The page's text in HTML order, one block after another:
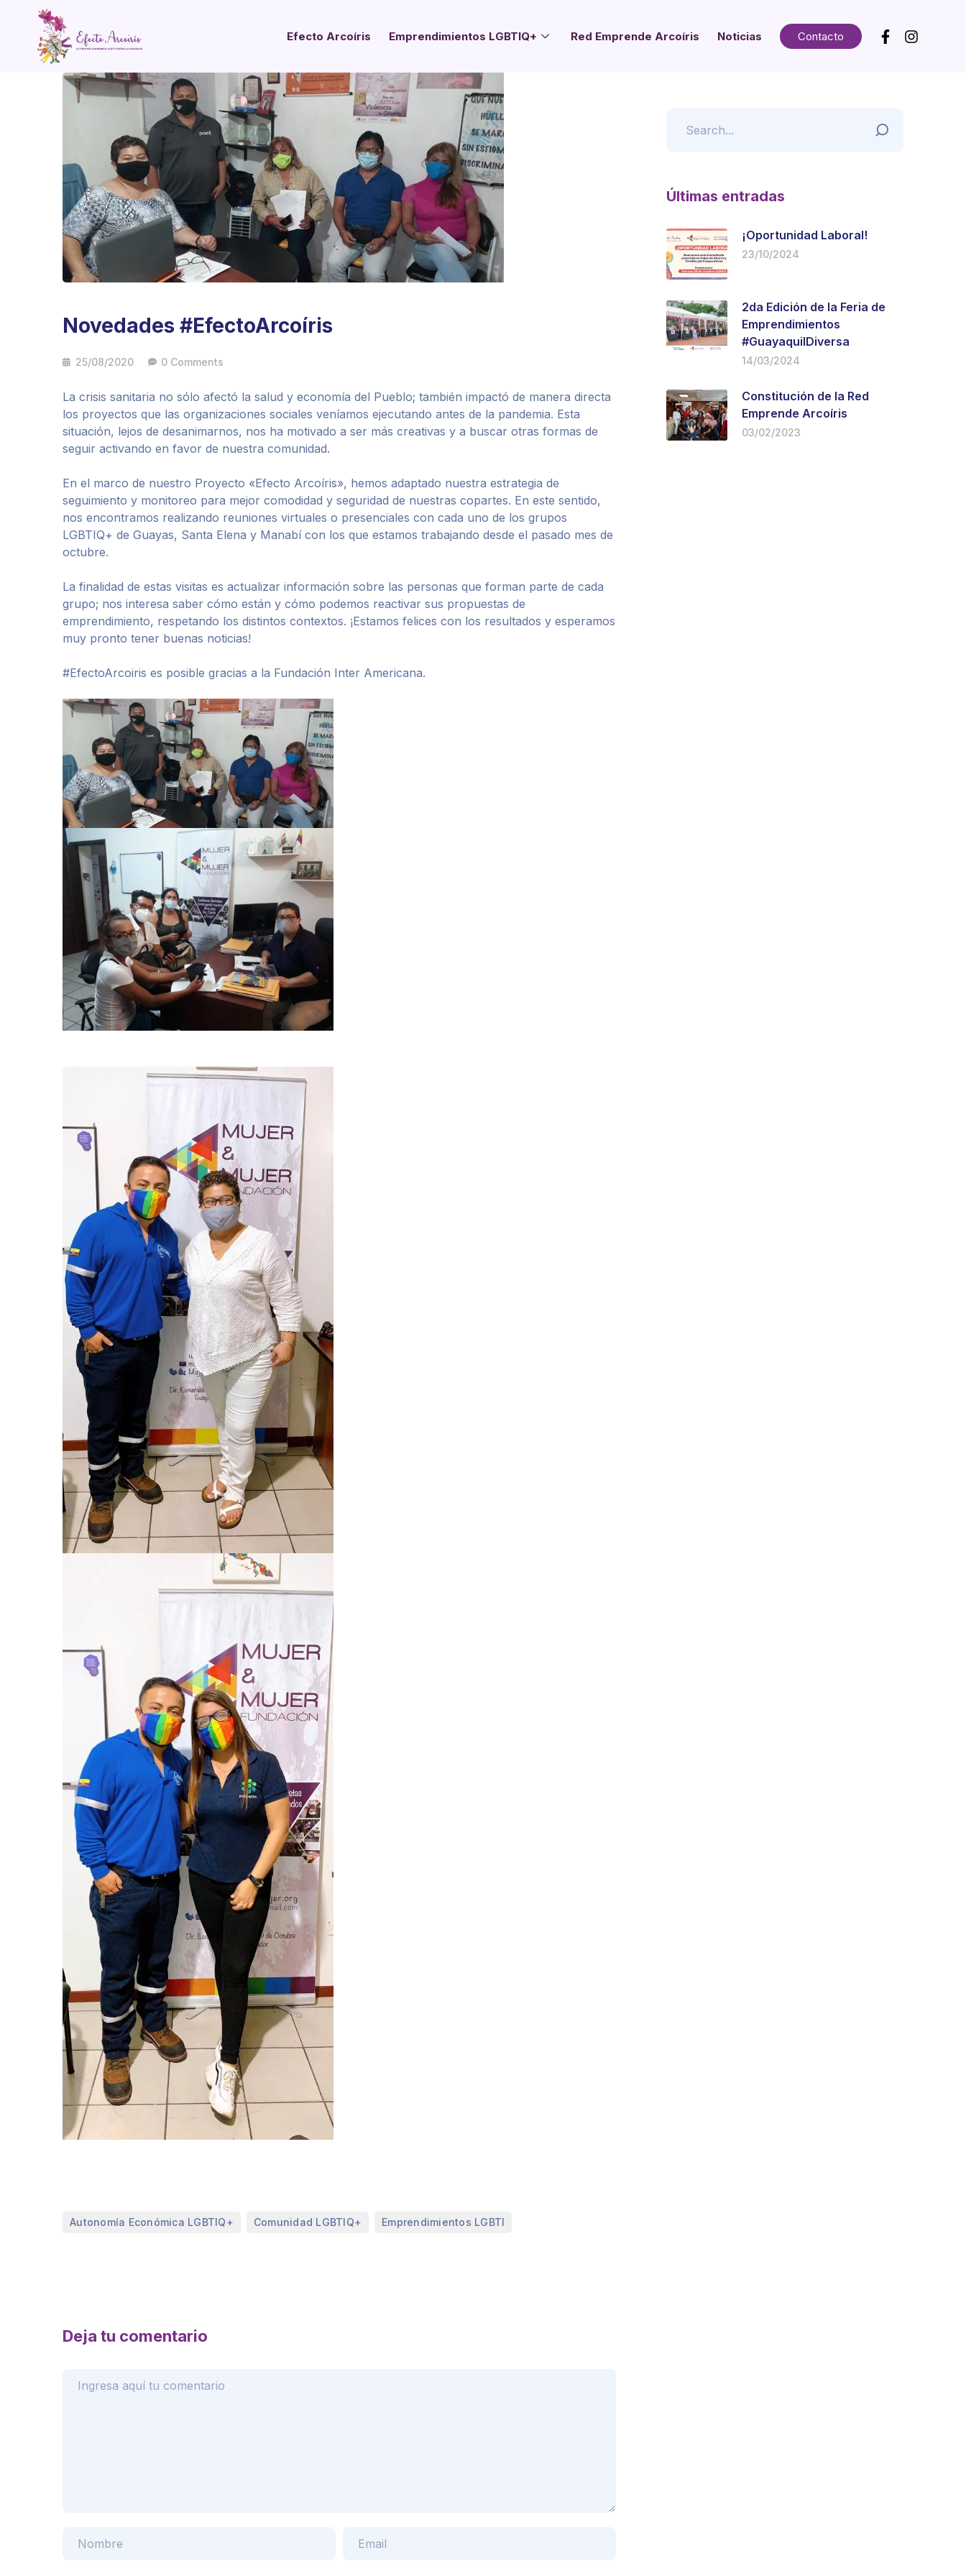
Efecto Arcoíris Emprendimientos LGBTIQ+ Red Emprende Arcoíris Noticias Contacto
Novedades #EfectoArcoíris
25/08/2020 0 Comments
La crisis sanitaria no sólo afectó la salud y economía del Pueblo; también impactó de manera directa
los proyectos que las organizaciones sociales veníamos ejecutando antes de la pandemia. Esta
situación, lejos de desanimarnos, nos ha motivado a ser más creativas y a buscar otras formas de
seguir activando en favor de nuestra comunidad.
En el marco de nuestro Proyecto «Efecto Arcoíris», hemos adaptado nuestra estrategia de
seguimiento y monitoreo para mejor comodidad y seguridad de nuestras copartes. En este sentido,
nos encontramos realizando reuniones virtuales o presenciales con cada uno de los grupos
LGBTIQ+ de Guayas, Santa Elena y Manabí con los que estamos trabajando desde el pasado mes de
octubre.
La finalidad de estas visitas es actualizar información sobre las personas que forman parte de cada
grupo; nos interesa saber cómo están y cómo podemos reactivar sus propuestas de
emprendimiento, respetando los distintos contextos. ¡Estamos felices con los resultados y esperamos
muy pronto tener buenas noticias!
#EfectoArcoiris es posible gracias a la Fundación Inter Americana.
Autonomía Económica LGBTIQ+ Comunidad LGBTIQ+ Emprendimientos LGBTI
Deja tu comentario
Últimas entradas
¡Oportunidad Laboral!
23/10/2024
2da Edición de la Feria de
Emprendimientos
#GuayaquilDiversa
14/03/2024
Constitución de la Red
Emprende Arcoíris
03/02/2023